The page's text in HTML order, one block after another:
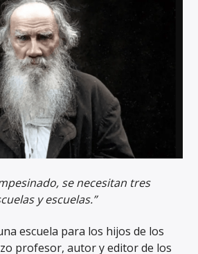
se necesitan tres
y escuelas.”
escuela para los hijos de los
profesor, autor y editor de los